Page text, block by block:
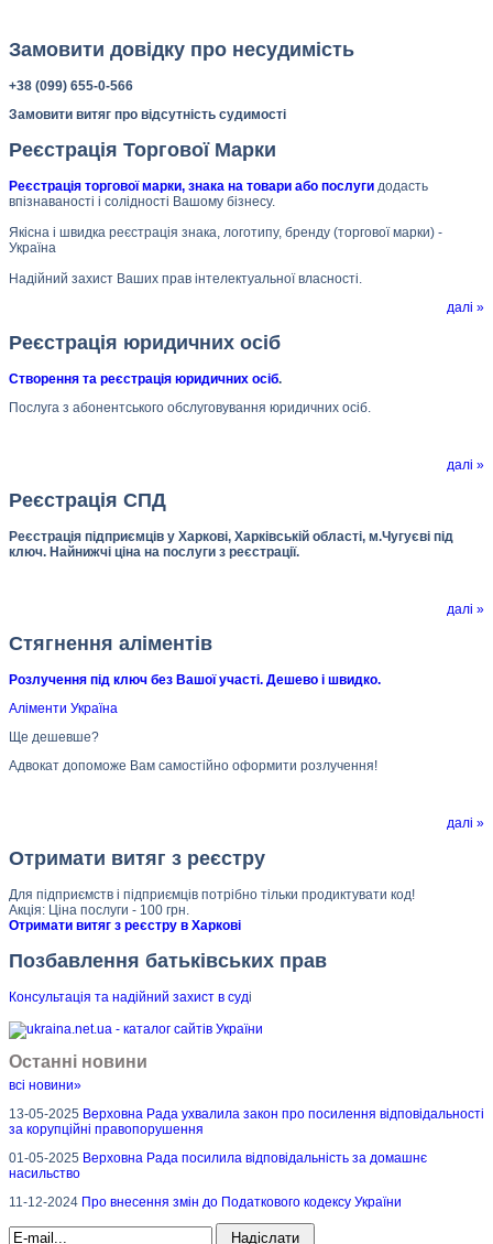
Замовити довідку про несудимість
+38 (099) 655-0-566
Замовити витяг про відсутність судимості
Реєстрація Торгової Марки
Реєстрація торгової марки, знака на товари або послуги додасть
впізнаваності і солідності Вашому бізнесу.
Якісна і швидка реєстрація знака, логотипу, бренду (торгової марки) -
Україна
Надійний захист Ваших прав інтелектуальної власності.
далі »
Реєстрація юридичних осіб
Створення та реєстрація юридичних осіб.
Послуга з абонентського обслуговування юридичних осіб.
далі »
Реєстрація СПД
Реєстрація підприємців у Харкові, Харківській області, м.Чугуєві під
ключ. Найнижчі ціна на послуги з реєстрації.
далі »
Стягнення аліментів
Розлучення під ключ без Вашої участі. Дешево і швидко.
Аліменти Україна
Ще дешевше?
Адвокат допоможе Вам самостійно оформити розлучення!
далі »
Отримати витяг з реєстру
Для підприємств і підприємців потрібно тільки продиктувати код!
Акція: Ціна послуги - 100 грн.
Отримати витяг з реєстру в Харкові
Позбавлення батьківських прав
Консультація та надійний захист в суді
Останні новини
всі новини»
13-05-2025 Верховна Рада ухвалила закон про посилення відповідальності
за корупційні правопорушення
01-05-2025 Верховна Рада посилила відповідальність за домашнє
насильство
11-12-2024 Про внесення змін до Податкового кодексу України